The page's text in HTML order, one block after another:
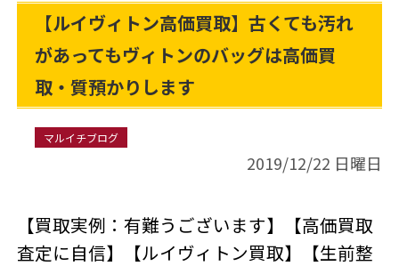
【ルイヴィトン高価買取】古くても汚れ
があってもヴィトンのバッグは高価買
取・質預かりします
マルイチブログ
2019/12/22 日曜日
【買取実例：有難うございます】【高価買取
査定に自信】【ルイヴィトン買取】【生前整